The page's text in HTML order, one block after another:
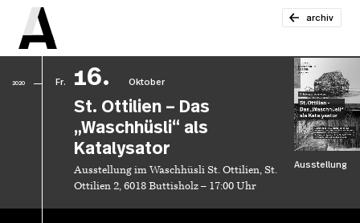
archiv
2020 Fr. 16. Oktober
St. Ottilien – Das
„Waschhüsli“ als
Katalysator
Ausstellung im Waschhüsli St. Ottilien, St.
Ottilien 2, 6018 Buttisholz – 17:00 Uhr
Ausstellung